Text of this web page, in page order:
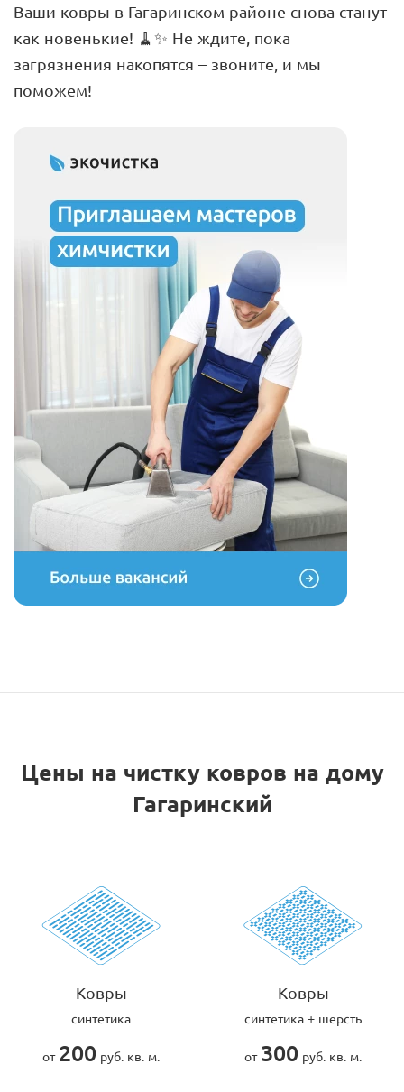
Ваши ковры в Гагаринском районе снова станут
как новенькие! 🧹✨ Не ждите, пока
загрязнения накопятся – звоните, и мы
поможем!
Цены на чистку ковров на дому
Гагаринский
Ковры
синтетика
от 200 руб. кв. м.
Ковры
синтетика + шерсть
от 300 руб. кв. м.